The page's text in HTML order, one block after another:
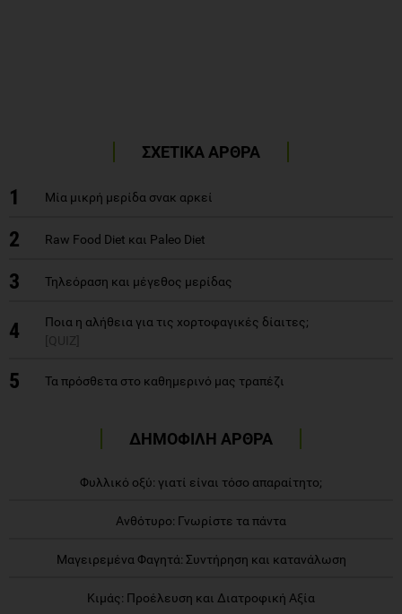
ΣΧΕΤΙΚΑ ΑΡΘΡΑ
1 Μία μικρή μερίδα σνακ αρκεί
2 Raw Food Diet και Paleo Diet
3 Τηλεόραση και μέγεθος μερίδας
4
Ποια η αλήθεια για τις χορτοφαγικές δίαιτες;
[QUIZ]
5 Τα πρόσθετα στο καθημερινό μας τραπέζι
ΔΗΜΟΦΙΛΗ ΑΡΘΡΑ
Φυλλικό οξύ: γιατί είναι τόσο απαραίτητο;
Ανθότυρο: Γνωρίστε τα πάντα
Μαγειρεμένα Φαγητά: Συντήρηση και κατανάλωση
Κιμάς: Προέλευση και Διατροφική Αξία